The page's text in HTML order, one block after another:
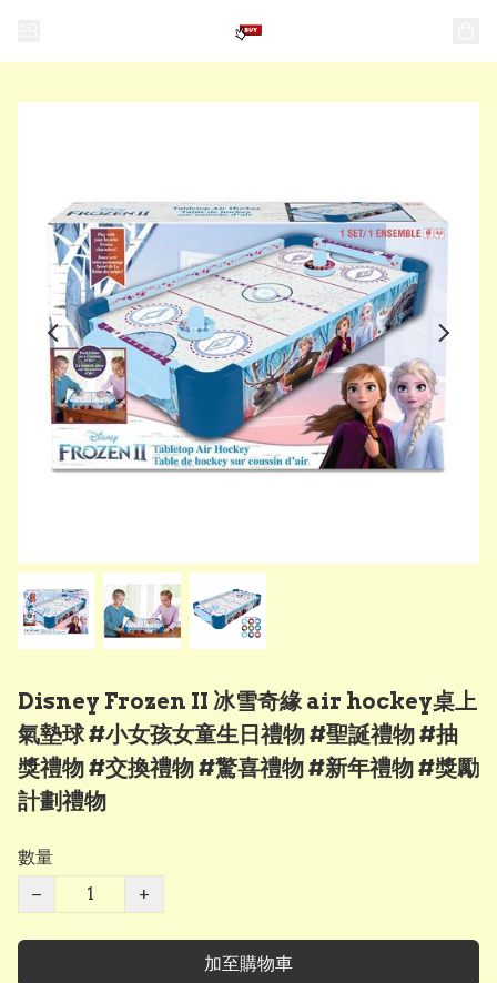
Disney Frozen II 冰雪奇緣 air hockey桌上
氣墊球 #小女孩女童生日禮物 #聖誕禮物 #抽
獎禮物 #交換禮物 #驚喜禮物 #新年禮物 #獎勵
計劃禮物
數量
−
+
加至購物車